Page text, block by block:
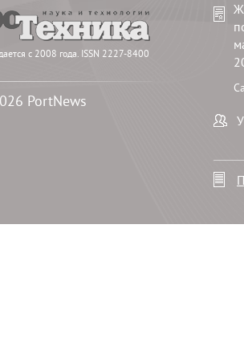
с 2008 года. ISSN 2227-8400
PortNews